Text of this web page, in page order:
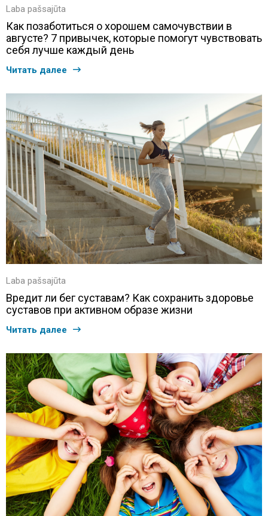
Laba pašsajūta
Как позаботиться о хорошем самочувствии в
августе? 7 привычек, которые помогут чувствовать
себя лучше каждый день
Читать далее
Laba pašsajūta
Вредит ли бег суставам? Как сохранить здоровье
суставов при активном образе жизни
Читать далее